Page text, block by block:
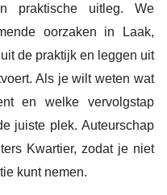
praktische uitleg. We
oorzaken in Laak,
de praktijk en leggen uit
Als je wilt weten wat
en welke vervolgstap
juiste plek. Auteurschap
Kwartier, zodat je niet
kunt nemen.